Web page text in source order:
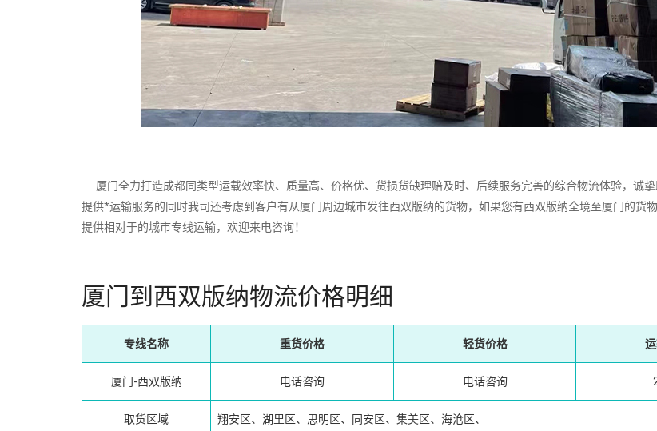
厦门全力打造成都同类型运载效率快、质量高、价格优、货损货缺理赔及时、后续服务完善的综合物流体验，诚
提供*运输服务的同时我司还考虑到客户有从厦门周边城市发往西双版纳的货物，如果您有西双版纳全境至厦门的货
提供相对于的城市专线运输，欢迎来电咨询！
厦门到西双版纳物流价格明细
专线名称 重货价格 轻货价格
厦门-西双版纳 电话咨询 电话咨询
取货区域 翔安区、湖里区、思明区、同安区、集美区、海沧区、